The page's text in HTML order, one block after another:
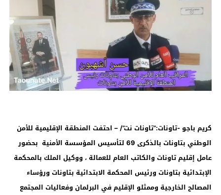
كريم باجو -تاونات:”تاونات نت”/ – احتفت المنطقة الإقليمية للأمن
الوطني بتاونات بالذكرى 69 لتأسيس المؤسسة الأمنية بحضور
عامل إقليم تاونات والكاتب العام للعمالة ، ووكيل الملك بالمحكمة
الإبتدائية بتاونات ورئيس المحكمة الابتدائية بتاونات ورؤساء
المصالح الخارجية وممثلو الإقليم في البرلمان وفعاليات المجتمع